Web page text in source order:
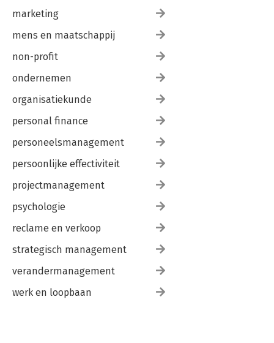
marketing
mens en maatschappij
non-profit
ondernemen
organisatiekunde
personal finance
personeelsmanagement
persoonlijke effectiviteit
projectmanagement
psychologie
reclame en verkoop
strategisch management
verandermanagement
werk en loopbaan